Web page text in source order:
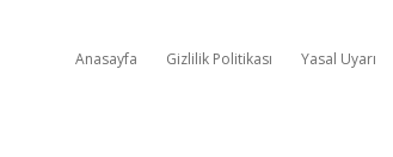
Anasayfa Gizlilik Politikası Yasal Uyarı